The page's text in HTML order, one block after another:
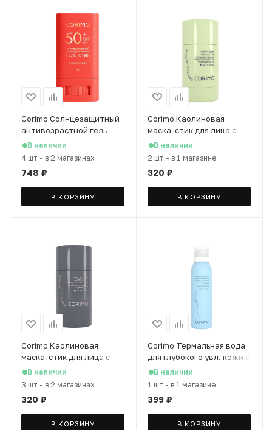
Corimo Солнцезащитный
антивозрастной гель-
стик SPF 50+ с
коллагеном, 16 г
В наличии
4 шт - в 2 магазинах
748 ₽
В КОРЗИНУ
Corimo Каолиновая
маска-стик для лица с
экстрактом зеленого чая
и гиалур. кислотой, 48 г
В наличии
2 шт - в 1 магазине
320 ₽
В КОРЗИНУ
Corimo Каолиновая
маска-стик для лица с
вулканическим пеплом и
витамином С, 48 г
В наличии
3 шт - в 2 магазинах
320 ₽
В КОРЗИНУ
Corimo Термальная вода
для глубокого увл. кожи с
гиал. кислотой и
церамидами, 150 мл
В наличии
1 шт - в 1 магазине
399 ₽
В КОРЗИНУ